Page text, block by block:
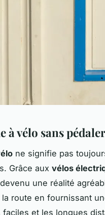
à vélo sans pédaler
ne signifie pas
Grâce aux vélos
une réalité
route en fournissant
et les longues